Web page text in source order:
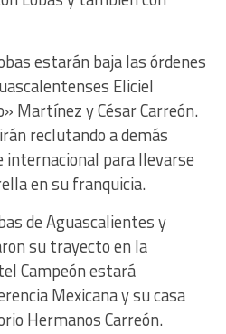
estarán baja las órdenes
Eliciel
Martínez y César Carreón.
reclutando a demás
internacional para llevarse
en su franquicia.
de Aguascalientes y
su trayecto en la
Campeón estará
Mexicana y su casa
Hermanos Carreón.